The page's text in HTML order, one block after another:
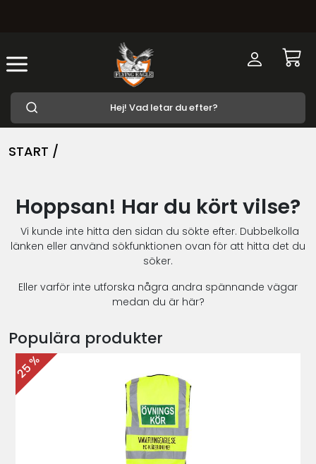
START /
Hoppsan! Har du kört vilse?
Vi kunde inte hitta den sidan du sökte efter. Dubbelkolla
länken eller använd sökfunktionen ovan för att hitta det du
söker.
Eller varför inte utforska några andra spännande vägar
medan du är här?
Populära produkter
25 %